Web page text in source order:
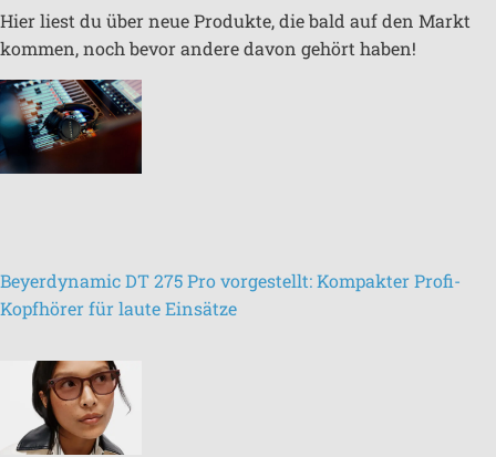
Hier liest du über neue Produkte, die bald auf den Markt
kommen, noch bevor andere davon gehört haben!
Beyerdynamic DT 275 Pro vorgestellt: Kompakter Profi-
Kopfhörer für laute Einsätze